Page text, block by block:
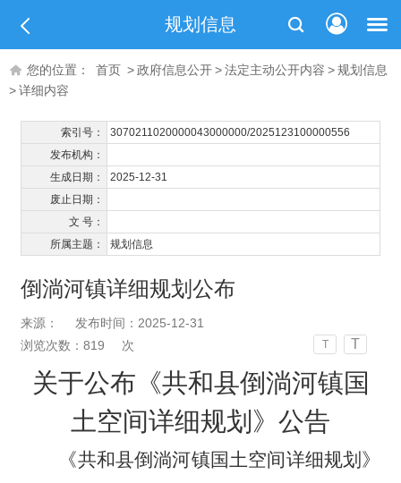
规划信息
您的位置： 首页 >政府信息公开>法定主动公开内容 >规划信息
>详细内容
索引号：
3070211020000043000000/2025123100000556
发布机构：
生成日期：
2025-12-31
废止日期：
文 号：
所属主题：
规划信息
倒淌河镇详细规划公布
来源：
发布时间：2025-12-31
浏览次数： 819 次 T T
关于公布 《共和县倒淌河镇国
土空间详细规划》 公告
《共和县倒淌河镇国土空间详细规划》